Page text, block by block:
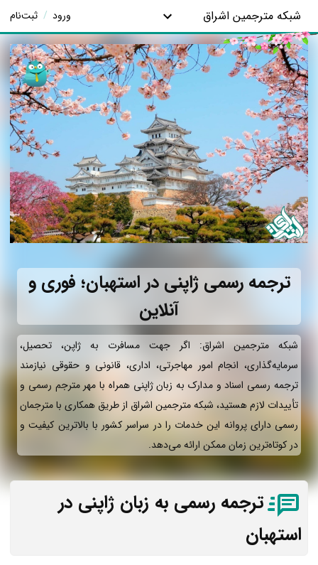
شبکه مترجمین اشراق ورود / ثبت‌نام
ترجمه رسمی ژاپنی در استهبان؛ فوری و
آنلاین
شبکه مترجمین اشراق: اگر جهت مسافرت به ژاپن، تحصیل،
سرمایه‌گذاری، انجام امور مهاجرتی، اداری، قانونی و حقوقی نیازمند
ترجمه رسمی اسناد و مدارک به زبان ژاپنی همراه با مهر مترجم رسمی و
تأییدات لازم هستید، شبکه مترجمین اشراق از طریق همکاری با مترجمان
رسمی دارای پروانه این خدمات را در سراسر کشور با بالاترین کیفیت و
در کوتاه‌ترین زمان ممکن ارائه می‌دهد.
ترجمه رسمی به زبان ژاپنی در
استهبان